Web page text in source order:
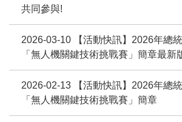
聯絡我們
共同參與!
2026-03-10 【活動快訊】2026年總
「無人機關鍵技術挑戰賽」簡章最新
2026-02-13 【活動快訊】2026年總
「無人機關鍵技術挑戰賽」簡章